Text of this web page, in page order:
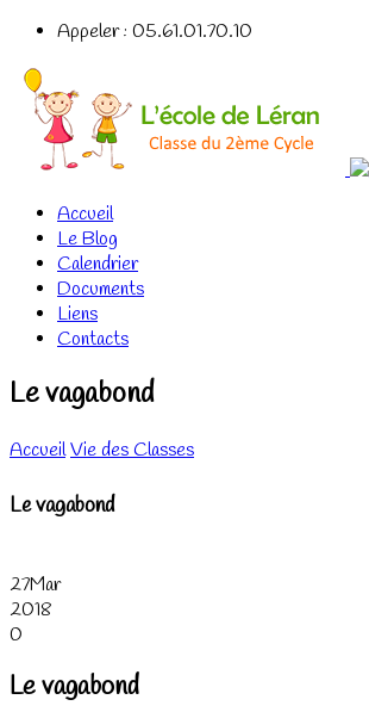
Appeler : 05.61.01.70.10
Accueil
Le Blog
Calendrier
Documents
Liens
Contacts
Le vagabond
AccueilVie des Classes
Le vagabond
27Mar
2018
0
Le vagabond